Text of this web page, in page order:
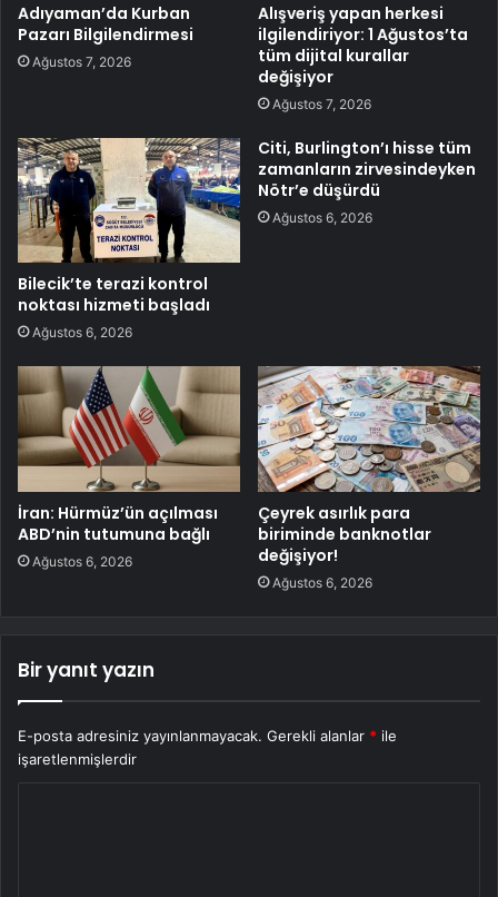
Adıyaman’da Kurban
Pazarı Bilgilendirmesi
Ağustos 7, 2026
Alışveriş yapan herkesi
ilgilendiriyor: 1 Ağustos’ta
tüm dijital kurallar
değişiyor
Ağustos 7, 2026
Bilecik’te terazi kontrol
noktası hizmeti başladı
Ağustos 6, 2026
Citi, Burlington’ı hisse tüm
zamanların zirvesindeyken
Nötr’e düşürdü
Ağustos 6, 2026
İran: Hürmüz’ün açılması
ABD’nin tutumuna bağlı
Ağustos 6, 2026
Çeyrek asırlık para
biriminde banknotlar
değişiyor!
Ağustos 6, 2026
Bir yanıt yazın
E-posta adresiniz yayınlanmayacak. Gerekli alanlar * ile
işaretlenmişlerdir